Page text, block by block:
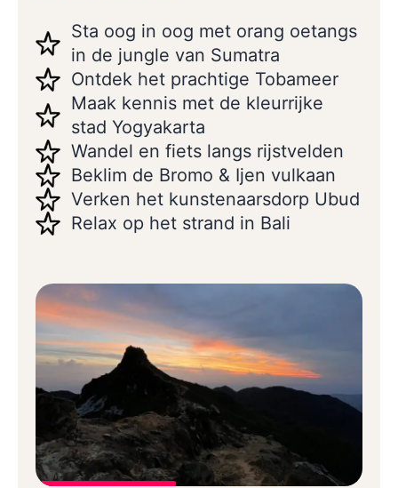
Sta oog in oog met orang oetangs
in de jungle van Sumatra
Ontdek het prachtige Tobameer
Maak kennis met de kleurrijke
stad Yogyakarta
Wandel en fiets langs rijstvelden
Beklim de Bromo & Ijen vulkaan
Verken het kunstenaarsdorp Ubud
Relax op het strand in Bali